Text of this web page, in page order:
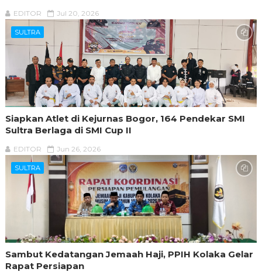
EDITOR Jul 20, 2026
SULTRA
Siapkan Atlet di Kejurnas Bogor, 164 Pendekar SMI
Sultra Berlaga di SMI Cup II
EDITOR Jun 26, 2026
SULTRA
Sambut Kedatangan Jemaah Haji, PPIH Kolaka Gelar
Rapat Persiapan